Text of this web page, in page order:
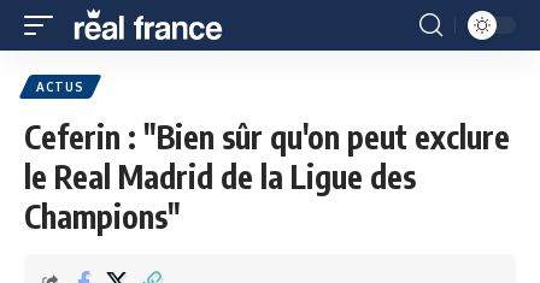
ACTUS
Ceferin : "Bien sûr qu'on peut exclure
le Real Madrid de la Ligue des
Champions"